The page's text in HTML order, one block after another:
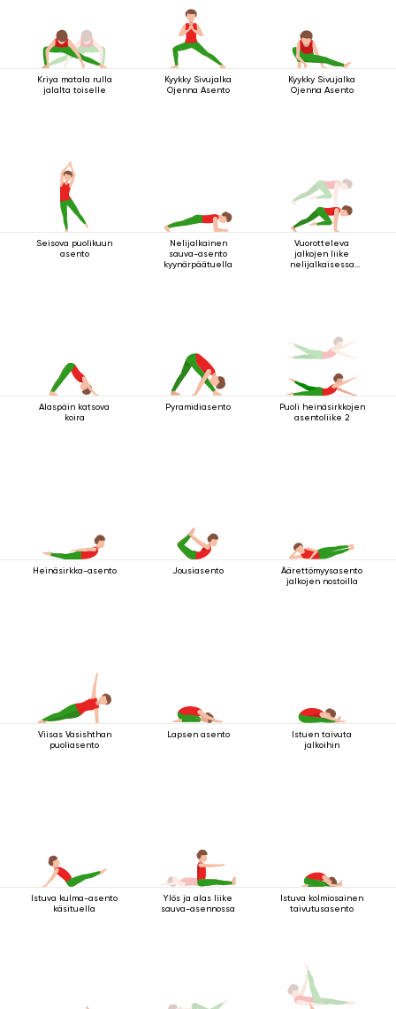
Kriya matala rulla
jalalta toiselle
Kyykky Sivujalka
Ojenna Asento
Kyykky Sivujalka
Ojenna Asento
Seisova puolikuun
asento
Nelijalkainen
sauva-asento
kyynärpäätuella
Vuorotteleva
jalkojen liike
nelijalkaisessa
Alaspäin katsova
koira
Pyramidiasento
Puoli heinäsirkkojen
asentoliike 2
Heinäsirkka-asento Jousiasento
Äärettömyysasento
jalkojen nostoilla
Viisas Vasishthan
puoliasento
Lapsen asento
Istuen taivuta
jalkoihin
Istuva kulma-asento
käsituella
Ylös ja alas liike
sauva-asennossa
Istuva kolmiosainen
taivutusasento